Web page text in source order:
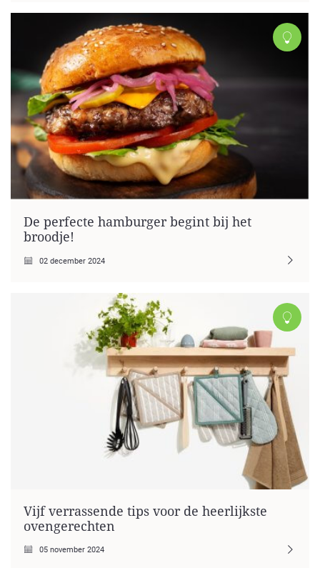
De perfecte hamburger begint bij het
broodje!
02 december 2024
Vijf verrassende tips voor de heerlijkste
ovengerechten
05 november 2024